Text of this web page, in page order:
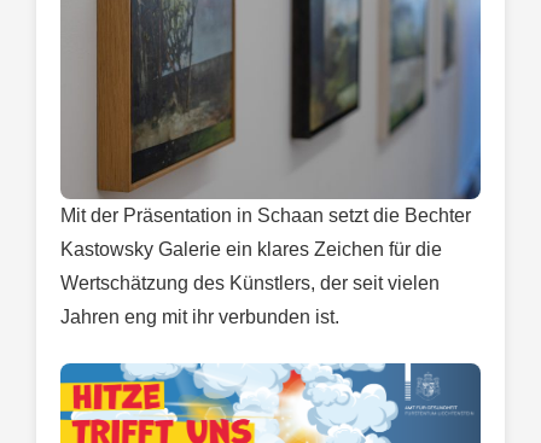
Mit der Präsentation in Schaan setzt die Bechter
Kastowsky Galerie ein klares Zeichen für die
Wertschätzung des Künstlers, der seit vielen
Jahren eng mit ihr verbunden ist.